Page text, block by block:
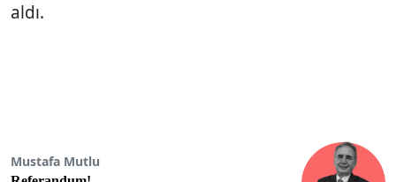
aldı.
Mustafa Mutlu